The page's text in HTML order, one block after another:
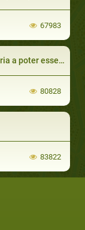
67983
modello in ogni cosa
80828
83822